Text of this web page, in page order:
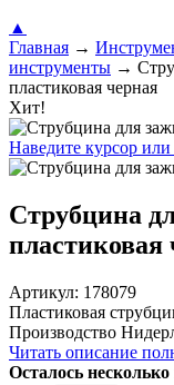
▲
Главная →
инструменты →
пластиковая черная
Хит!
Наведите курсор
Струбцина
пластиковая
Артикул: 178079
Пластиковая
Производство
Читать описание
Осталось